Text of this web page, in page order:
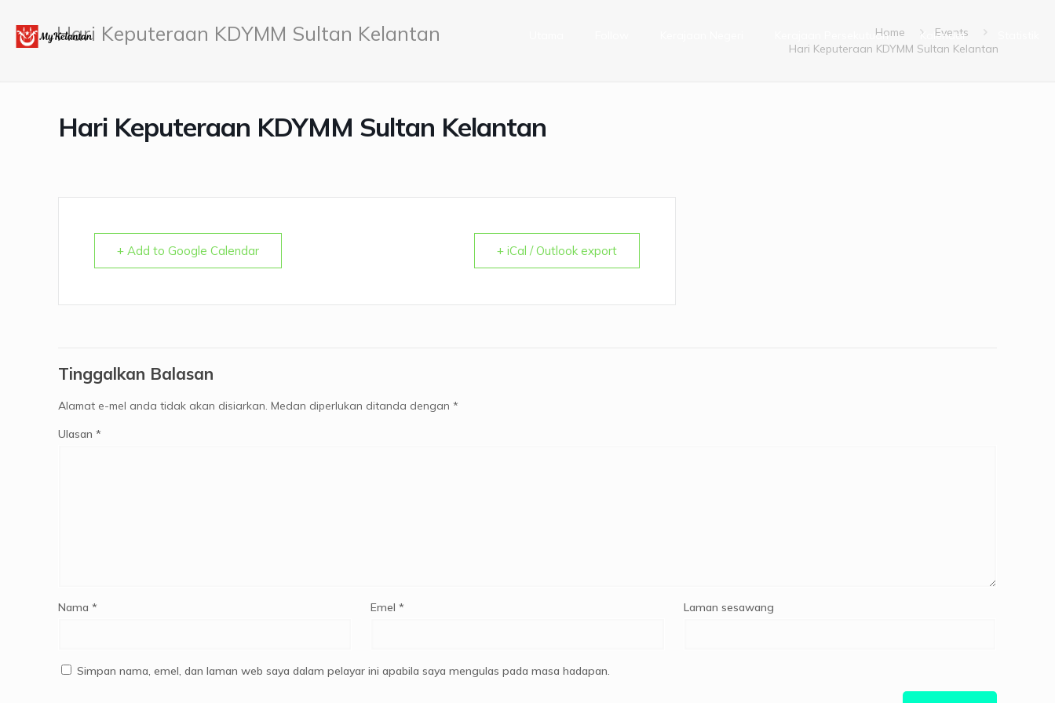
Kerajaan Persekutuan Kalendar
Hari Keputeraan KDYMM Sultan Kelantan Home
Events
Hari Keputeraan KDYMM Sultan Kelantan
Hari Keputeraan KDYMM Sultan Kelantan
+ Add to Google Calendar + iCal / Outlook export
Tinggalkan Balasan
Alamat e-mel anda tidak akan disiarkan. Medan diperlukan ditanda dengan *
Ulasan *
Nama * Emel* Laman sesawang
Simpan nama, emel, dan laman web saya dalam pelayar ini apabila saya mengulas pada masa hadapan.